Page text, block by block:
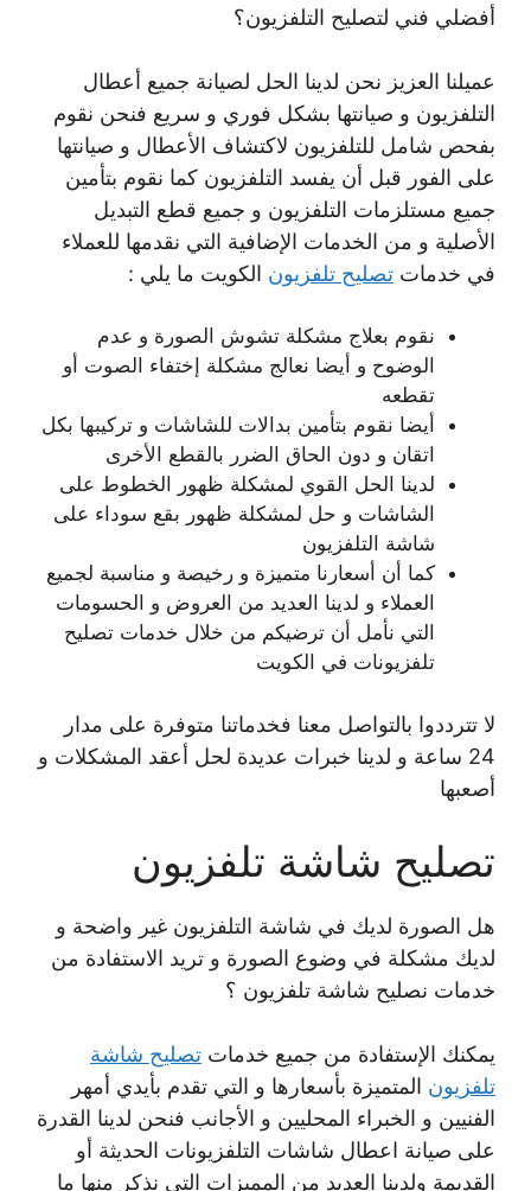
أفضلي فني لتصليح التلفزيون؟
عميلنا العزيز نحن لدينا الحل لصيانة جميع أعطال
التلفزيون و صيانتها بشكل فوري و سريع فنحن نقوم
بفحص شامل للتلفزيون لاكتشاف الأعطال و صيانتها
على الفور قبل أن يفسد التلفزيون كما نقوم بتأمين
جميع مستلزمات التلفزيون و جميع قطع التبديل
الأصلية و من الخدمات الإضافية التي نقدمها للعملاء
في خدمات تصليح تلفزيون الكويت ما يلي :
نقوم بعلاج مشكلة تشوش الصورة و عدم
الوضوح و أيضا نعالج مشكلة إختفاء الصوت أو
تقطعه
أيضا نقوم بتأمين بدالات للشاشات و تركيبها بكل
اتقان و دون الحاق الضرر بالقطع الأخرى
لدينا الحل القوي لمشكلة ظهور الخطوط على
الشاشات و حل لمشكلة ظهور بقع سوداء على
شاشة التلفزيون
كما أن أسعارنا متميزة و رخيصة و مناسبة لجميع
العملاء و لدينا العديد من العروض و الحسومات
التي نأمل أن ترضيكم من خلال خدمات تصليح
تلفزيونات في الكويت
لا تترددوا بالتواصل معنا فخدماتنا متوفرة على مدار
24 ساعة و لدينا خبرات عديدة لحل أعقد المشكلات و
أصعبها
تصليح شاشة تلفزيون
هل الصورة لديك في شاشة التلفزيون غير واضحة و
لديك مشكلة في وضوع الصورة و تريد الاستفادة من
خدمات نصليح شاشة تلفزيون ؟
يمكنك الإستفادة من جميع خدمات تصليح شاشة
تلفزيون المتميزة بأسعارها و التي تقدم بأيدي أمهر
الفنيين و الخبراء المحليين و الأجانب فنحن لدينا القدرة
على صيانة اعطال شاشات التلفزيونات الحديثة أو
القديمة ولدينا العديد من المميزات التي نذكر منها ما